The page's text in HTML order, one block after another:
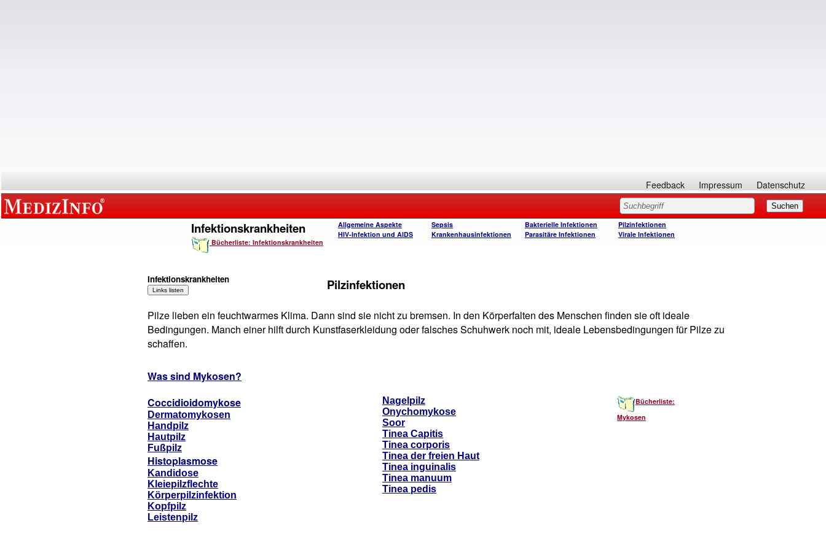
Feedback Impressum Datenschutz
Infektionskrankheiten
Bücherliste: Infektionskrankheiten
Allgemeine Aspekte
HIV-Infektion und AIDS
Sepsis
Krankenhausinfektionen
Bakterielle Infektionen
Parasitäre Infektionen
Pilzinfektionen
Virale Infektionen
Infektionskrankheiten Pilzinfektionen
Pilze lieben ein feuchtwarmes Klima. Dann sind sie nicht zu bremsen. In den Körperfalten des Menschen finden sie oft ideale
Bedingungen. Manch einer hilft durch Kunstfaserkleidung oder falsches Schuhwerk noch mit, ideale Lebensbedingungen für Pilze zu
schaffen.
Was sind Mykosen?
Coccidioidomykose
Dermatomykosen
Handpilz
Hautpilz
Fußpilz
Histoplasmose
Kandidose
Kleiepilzflechte
Körperpilzinfektion
Kopfpilz
Leistenpilz
Nagelpilz
Onychomykose
Soor
Tinea Capitis
Tinea corporis
Tinea der freien Haut
Tinea inguinalis
Tinea manuum
Tinea pedis
Bücherliste:
Mykosen